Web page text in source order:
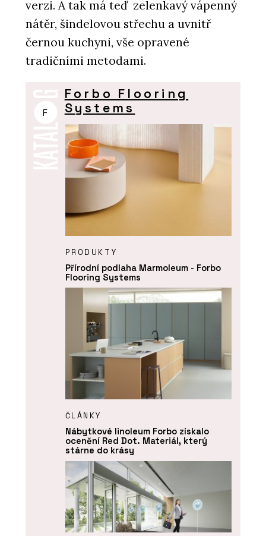
verzi. A tak má teď zelenkavý vápenný
nátěr, šindelovou střechu a uvnitř
černou kuchyni, vše opravené
tradičními metodami.
F
Forbo Flooring
Systems
PRODUKTY
Přírodní podlaha Marmoleum - Forbo
Flooring Systems
ČLÁNKY
Nábytkové linoleum Forbo získalo
ocenění Red Dot. Materiál, který
stárne do krásy